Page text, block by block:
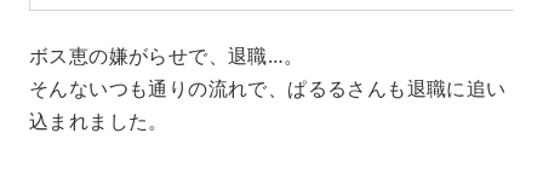
ボス恵の嫌がらせで、退職…。
そんないつも通りの流れで、ぱるるさんも退職に追い
込まれました。